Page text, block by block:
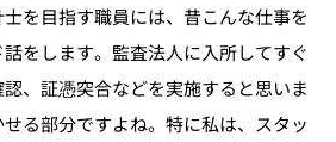
を目指す職員には、昔こんな仕事を
をします。監査法人に入所してすぐ
、証憑突合などを実施すると思いま
る部分ですよね。特に私は、スタッ